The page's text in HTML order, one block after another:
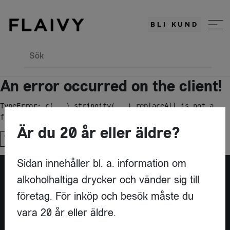
BLI KUND
Sök
An error occurred on the client!
TypeError: c(...).stringify(...).replaceAll is not a
function
Try again
Är du leverantör?
Är du 20 år eller äldre?
Sidan innehåller bl. a. information om
alkoholhaltiga drycker och vänder sig till
företag. För inköp och besök måste du
vara 20 år eller äldre.